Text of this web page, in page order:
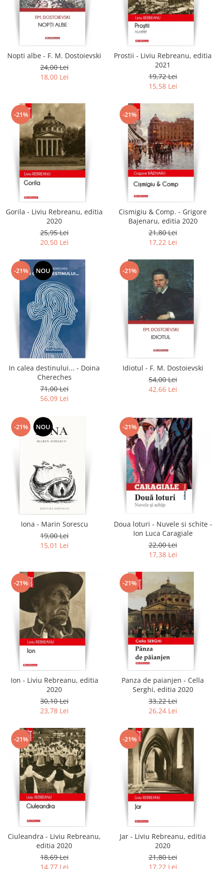
Literatura
Moderna
Romana
Universala
Calatorii
Memorii
Publicistica / Reportaje / Interviuri
Stiinte umaniste
Istorie
Sociologie si filozofie
Nopti albe - F. M. Dostoievski
24,00 Lei
18,00 Lei
Prostii - Liviu Rebreanu, editia
2021
19,72 Lei
15,58 Lei
-21%
Gorila - Liviu Rebreanu, editia
2020
25,95 Lei
20,50 Lei
-21%
Cismigiu & Comp. - Grigore
Bajenaru, editia 2020
21,80 Lei
17,22 Lei
-21% NOU
In calea destinului... - Doina
Chereches
71,00 Lei
56,09 Lei
-21%
Idiotul - F. M. Dostoievski
54,00 Lei
42,66 Lei
-21% NOU
Iona - Marin Sorescu
19,00 Lei
15,01 Lei
-21%
Doua loturi - Nuvele si schite -
Ion Luca Caragiale
22,00 Lei
17,38 Lei
-21%
Ion - Liviu Rebreanu, editia
2020
30,10 Lei
23,78 Lei
-21%
Panza de paianjen - Cella
Serghi, editia 2020
33,22 Lei
26,24 Lei
-21%
Ciuleandra - Liviu Rebreanu,
editia 2020
18,69 Lei
14,77 Lei
-21%
Jar - Liviu Rebreanu, editia
2020
21,80 Lei
17,22 Lei